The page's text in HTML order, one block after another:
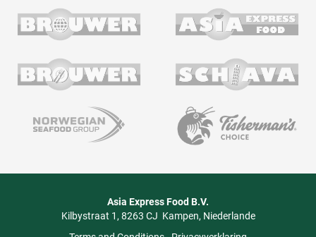
Asia Express Food B.V.
Kilbystraat 1 8263 CJ Kampen Niederlande